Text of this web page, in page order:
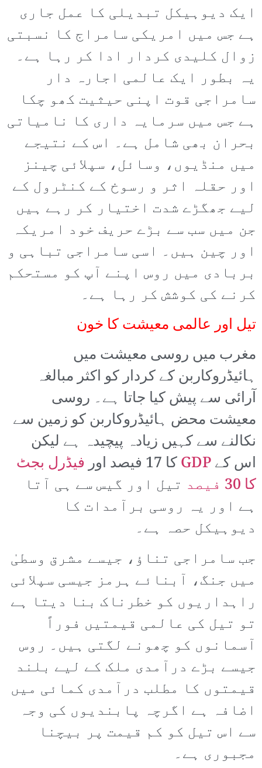
ایک دیوہیکل تبدیلی کا عمل جاری
ہے جس میں امریکی سامراج کا نسبتی
زوال کلیدی کردار ادا کر رہا ہے۔
یہ بطور ایک عالمی اجارہ دار
سامراجی قوت اپنی حیثیت کھو چکا
ہے جس میں سرمایہ داری کا نامیاتی
بحران بھی شامل ہے۔ اس کے نتیجے
میں منڈیوں، وسائل، سپلائی چینز
اور حقلہ اثر و رسوخ کے کنٹرول کے
لیے جھگڑے شدت اختیار کر رہے ہیں
جن میں سب سے بڑے حریف خود امریکہ
اور چین ہیں۔ اسی سامراجی تباہی و
بربادی میں روس اپنے آپ کو مستحکم
کرنے کی کوشش کر رہا ہے۔
تیل اور عالمی معیشت کا خون
مغرب میں روسی معیشت میں
ہائیڈروکاربن کے کردار کو اکثر مبالغہ
آرائی سے پیش کیا جاتا ہے۔ روسی
معیشت محض ہائیڈروکاربن کو زمین سے
نکالنے سے کہیں زیادہ پیچیدہ ہے لیکن
اس کےGDPکا 17 فیصد اور
فیڈرل بجٹ
کا 30 فیصد
تیل اور گیس سے ہی آتا
ہے اور یہ روسی برآمدات کا
دیوہیکل حصہ ہے۔
جب سامراجی تناؤ، جیسے مشرق وسطیٰ
میں جنگ، آبنائے ہرمز جیسی سپلائی
راہداریوں کو خطرناک بنا دیتا ہے
تو تیل کی عالمی قیمتیں فوراً
آسمانوں کو چھونے لگتی ہیں۔ روس
جیسے بڑے درآمدی ملک کے لیے بلند
قیمتوں کا مطلب درآمدی کمائی میں
اضافہ ہے اگرچہ پابندیوں کی وجہ
سے اس تیل کو کم قیمت پر بیچنا
مجبوری ہے۔